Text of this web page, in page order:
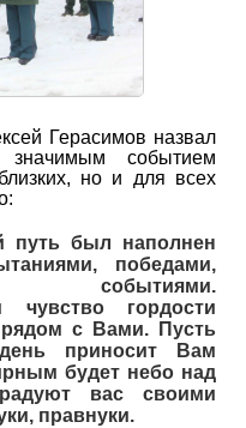
Герасимов назвал
событием
но и для всех
путь был наполнен
победами,
событиями.
гордости
с Вами. Пусть
приносит Вам
будет небо над
вас своими
правнуки.